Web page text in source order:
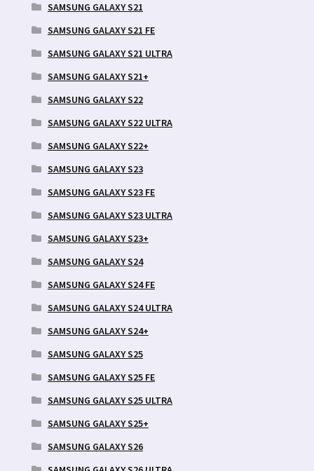
SAMSUNG GALAXY S21
SAMSUNG GALAXY S21 FE
SAMSUNG GALAXY S21 ULTRA
SAMSUNG GALAXY S21+
SAMSUNG GALAXY S22
SAMSUNG GALAXY S22 ULTRA
SAMSUNG GALAXY S22+
SAMSUNG GALAXY S23
SAMSUNG GALAXY S23 FE
SAMSUNG GALAXY S23 ULTRA
SAMSUNG GALAXY S23+
SAMSUNG GALAXY S24
SAMSUNG GALAXY S24 FE
SAMSUNG GALAXY S24 ULTRA
SAMSUNG GALAXY S24+
SAMSUNG GALAXY S25
SAMSUNG GALAXY S25 FE
SAMSUNG GALAXY S25 ULTRA
SAMSUNG GALAXY S25+
SAMSUNG GALAXY S26